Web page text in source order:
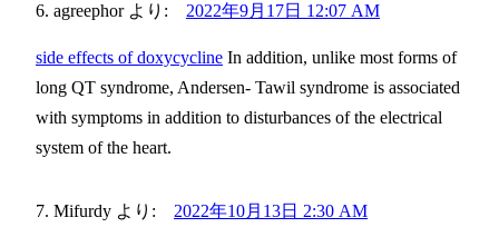
agreephor より: 2022年9月17日 12:07 AM
side effects of doxycycline In addition, unlike most forms of
long QT syndrome, Andersen- Tawil syndrome is associated
with symptoms in addition to disturbances of the electrical
system of the heart.
Mifurdy より: 2022年10月13日 2:30 AM